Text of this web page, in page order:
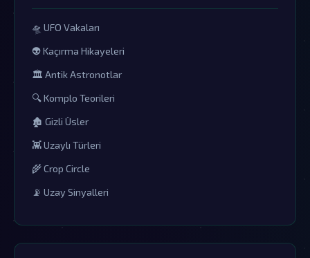
🛸 UFO Vakaları
👽 Kaçırma Hikayeleri
🏛️ Antik Astronotlar
🔍 Komplo Teorileri
🏚️ Gizli Üsler
👾 Uzaylı Türleri
🌾 Crop Circle
📡 Uzay Sinyalleri